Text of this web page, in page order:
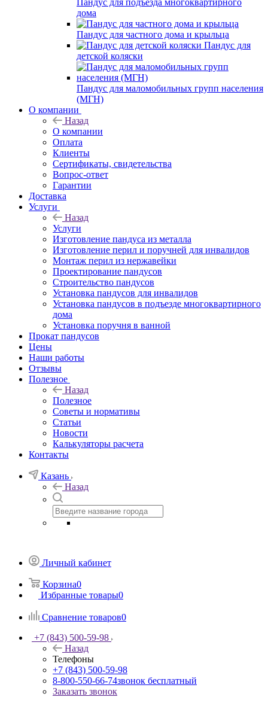
Пандус для подъезда многоквартирного
дома
Пандус для частного дома и крыльца
Пандус для
детской коляски
Пандус для маломобильных групп населения
(МГН)
О компании
Назад
О компании
Оплата
Клиенты
Сертификаты, свидетельства
Вопрос-ответ
Гарантии
Доставка
Услуги
Назад
Услуги
Изготовление пандуса из металла
Изготовление перил и поручней для инвалидов
Монтаж перил из нержавейки
Проектирование пандусов
Строительство пандусов
Установка пандусов для инвалидов
Установка пандусов в подъезде многоквартирного
дома
Установка поручня в ванной
Прокат пандусов
Цены
Наши работы
Отзывы
Полезное
Назад
Полезное
Советы и нормативы
Статьи
Новости
Калькуляторы расчета
Контакты
Казань
Назад
Личный кабинет
Корзина0
Избранные товары0
Сравнение товаров0
+7 (843) 500-59-98
Назад
Телефоны
+7 (843) 500-59-98
8-800-550-66-74звонок бесплатный
Заказать звонок